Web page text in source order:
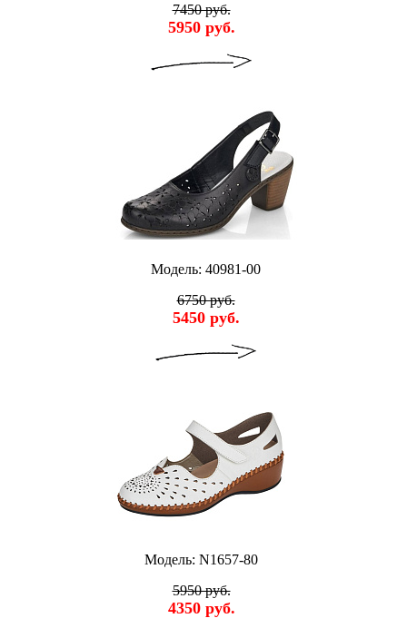
7450 руб.
5950 руб.
Модель: 40981-00
6750 руб.
5450 руб.
Модель: N1657-80
5950 руб.
4350 руб.